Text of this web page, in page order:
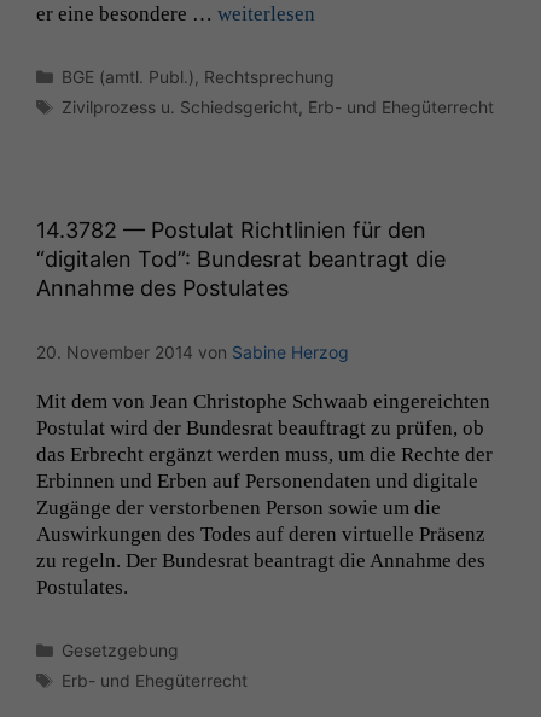
er eine beson­dere … weit­er­lesen
Kategorien
BGE (amtl. Publ.) Rechtsprechung
Schlagwörter
Zivilprozess u. Schiedsgericht Erb- und Ehegüterrecht
14.3782 — Postulat Richtlinien für den
“digitalen Tod”: Bundesrat beantragt die
Annahme des Postulates
20. November 2014 von Sabine Herzog
Mit dem von Jean Christophe Schwaab ein­gere­icht­en
Pos­tu­lat wird der Bun­desrat beauf­tragt zu prüfen, ob
das Erbrecht ergänzt wer­den muss, um die Rechte der
Erbin­nen und Erben auf Per­so­n­en­dat­en und dig­i­tale
Zugänge der ver­stor­be­nen Per­son sowie um die
Auswirkun­gen des Todes auf deren virtuelle Präsenz
zu regeln. Der Bun­desrat beantragt die Annahme des
Postulates.
Kategorien
Gesetzgebung
Schlagwörter
Erb- und Ehegüterrecht